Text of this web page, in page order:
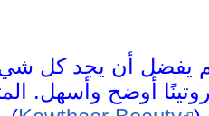
يفضل أن يجد كل
روتينًا أوضح وأسهل.